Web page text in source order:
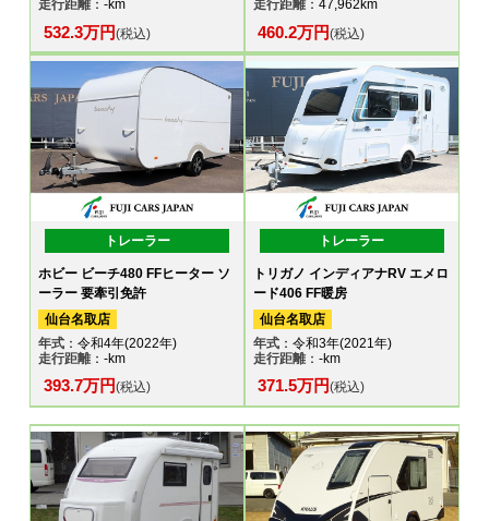
走行距離：-km
532.3万円(税込)
走行距離：47,962km
460.2万円(税込)
トレーラー
ホビー ビーチ480 FFヒーター ソ
ーラー 要牽引免許
仙台名取店
年式 ：令和4年(2022年)
走行距離：-km
393.7万円(税込)
トレーラー
トリガノ インディアナRV エメロ
ード406 FF暖房
仙台名取店
年式：令和3年(2021年)
走行距離：-km
371.5万円(税込)